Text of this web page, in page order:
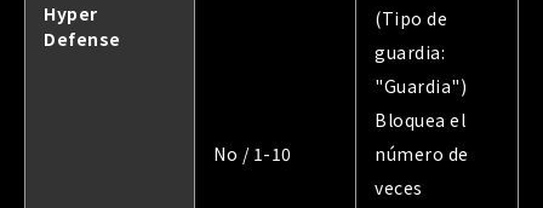
Hyper
Defense
No / 1-10
(Tipo de
guardia:
"Guardia")
Bloquea el
número de
veces